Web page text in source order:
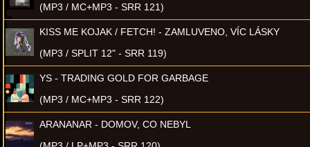
(MP3 / MC+MP3 - SRR 121)
KISS ME KOJAK / FETCH! - ZAMLUVENO, VÍC LÁSKY
(MP3 / SPLIT 12" - SRR 119)
YS - TRADING GOLD FOR GARBAGE
(MP3 / MC+MP3 - SRR 122)
ARANANAR - DOMOV, CO NEBYL